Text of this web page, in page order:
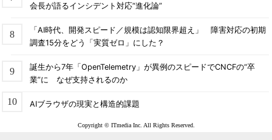
会長が語るインシデント対応“進化論”
「AI時代、開発スピード／規模は認知限界超え」 障害対応の初期
調査15分をどう「実質ゼロ」にした？
誕生から7年「OpenTelemetry」が異例のスピードでCNCFの“卒
業”に なぜ支持されるのか
AIブラウザの現実と構造的課題
Copyright © ITmedia Inc. All Rights Reserved.